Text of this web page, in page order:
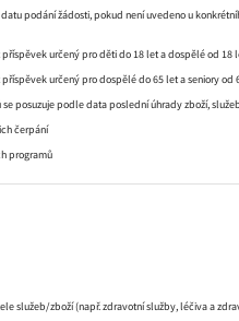
podání žádosti, pokud není uvedeno u
určený pro děti do 18 let a dospělé od 18
určený pro dospělé do 65 let a seniory od
podle data poslední úhrady zboží,
čerpání
programů
služeb/zboží (např. zdravotní služby, léčiva a